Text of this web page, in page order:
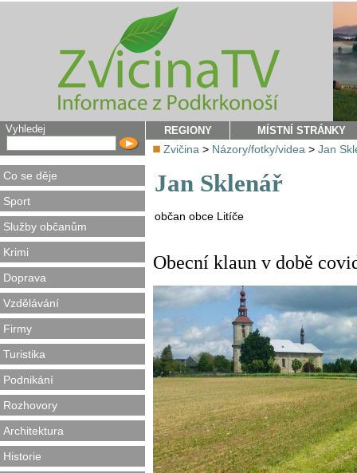
Vyhledej
Co se děje
Sport
Služby občanům
Krimi
Doprava
Vzdělávání
Firmy
Turistika
Podnikání
Rozhovory
Architektura
Historie
REGIONY MÍSTNÍ STRÁNKY
Zvičina > Názory/fotky/videa > Jan
Jan Sklenář
občan obce Litíče
Obecní klaun v době